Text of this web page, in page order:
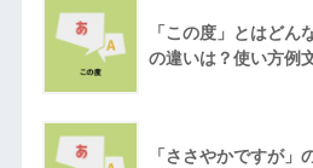
「この度」とはどん
の違いは？使い方例
「ささやかですが」